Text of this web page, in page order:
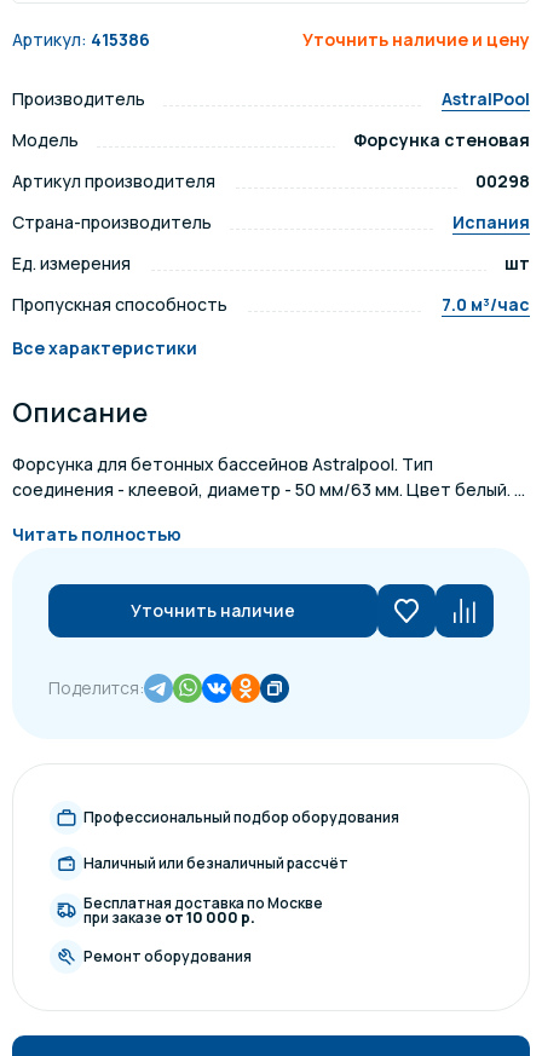
Артикул: 415386 Уточнить наличие и цену
Производитель
AstralPool
Модель
Форсунка стеновая
Артикул производителя
00298
Страна-производитель
Испания
Ед. измерения
шт
Пропускная способность
7.0 м³/час
Все характеристики
Описание
Форсунка для бетонных бассейнов Astralpool. Тип
соединения - клеевой, диаметр - 50 мм/63 мм. Цвет белый. ...
Читать полностью
Уточнить наличие
Поделится:
Профессиональный подбор оборудования
Наличный или безналичный рассчёт
Бесплатная доставка по Москве
при заказе от 10 000 р.
Ремонт оборудования